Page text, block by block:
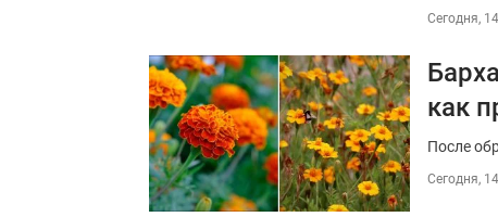
Сегодня,
как
После
Сегодня,